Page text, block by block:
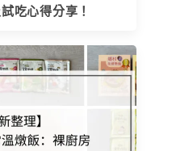
吃心得分享！